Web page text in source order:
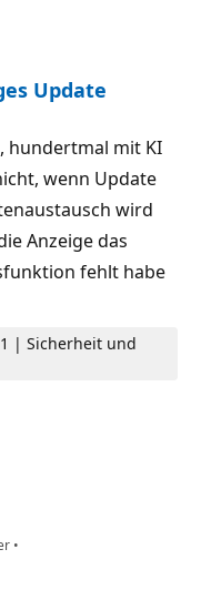
Update
hundertmal mit KI
wenn Update
wird
Anzeige das
fehlt habe
| Sicherheit und
•